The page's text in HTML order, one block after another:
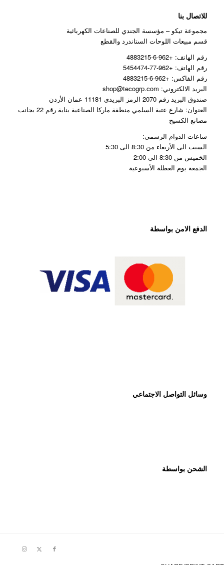
للاتصال بنا
مجموعة تيكو – مؤسسة الجندي للصناعات الكهربائية
قسم مبيعات اللوحات الستاندرد والقطع
رقم الهاتف: +962-6-4883215
رقم الهاتف: +962-77-5454474
رقم الفاكس: +962-6-4883215
البريد الالكتروني: shop@tecogrp.com
صندوق البريد رقم 2070 الرمز البريدي 11181 عمان الأردن
العنوان: شارع عتبة السلمي منطقة ماركا الصناعية بناية رقم 22 بجانب
مصانع الكسيح
ساعات الدوام الرسمي:
السبت الى الأربعاء من 8:30 الى 5:30
الخميس من 8:30 الى 2:00
الجمعة يوم العطلة الأسبوعية
الدفع الامن بواسطة
وسائل التواصل الاجتماعي
الشحن بواسطة